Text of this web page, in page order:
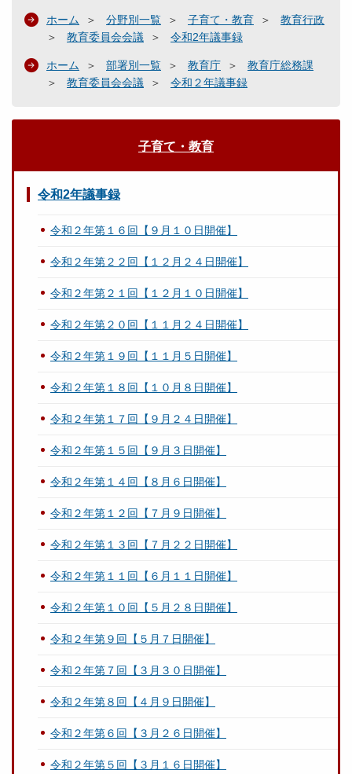
ホーム 分野別一覧 子育て・教育
教育行政
教育委員会会議
令和2年議事録
ホーム 部署別一覧 教育庁
教育庁総務課
教育委員会会議
令和２年議事録
子育て・教育
令和2年議事録
令和２年第１６回【９月１０日開催】
令和２年第２２回【１２月２４日開催】
令和２年第２１回【１２月１０日開催】
令和２年第２０回【１１月２４日開催】
令和２年第１９回【１１月５日開催】
令和２年第１８回【１０月８日開催】
令和２年第１７回【９月２４日開催】
令和２年第１５回【９月３日開催】
令和２年第１４回【８月６日開催】
令和２年第１２回【７月９日開催】
令和２年第１３回【７月２２日開催】
令和２年第１１回【６月１１日開催】
令和２年第１０回【５月２８日開催】
令和２年第９回【５月７日開催】
令和２年第７回【３月３０日開催】
令和２年第８回【４月９日開催】
令和２年第６回【３月２６日開催】
令和２年第５回【３月１６日開催】